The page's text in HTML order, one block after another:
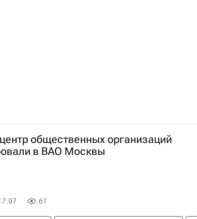
общественных организаций
в ВАО Москвы
61